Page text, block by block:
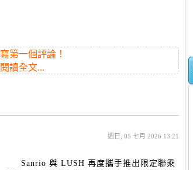
寫第一個評論！
閱讀全文...
週日, 05 七月 2026 13:21
Sanrio 與 LUSH 再度攜手推出限定聯乘